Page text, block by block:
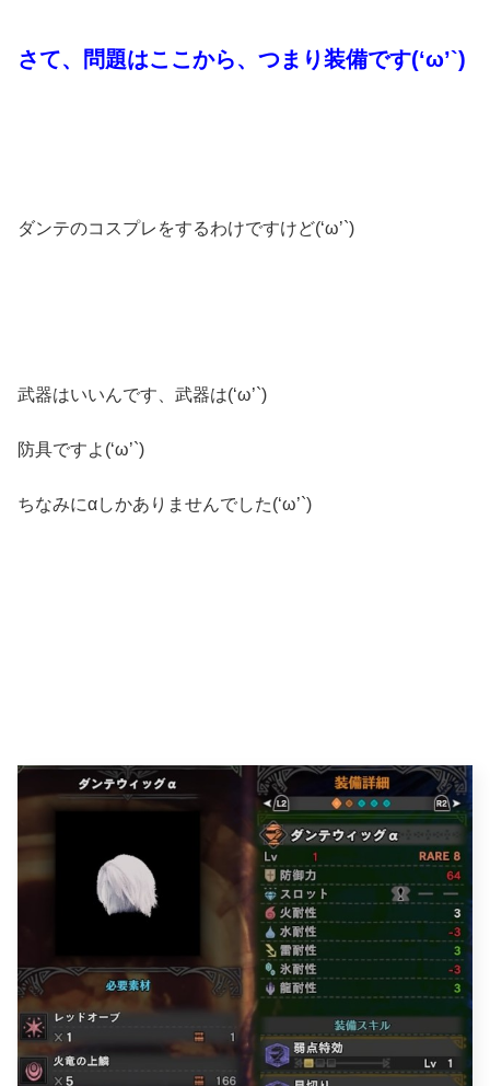
さて、問題はここから、つまり装備です(‘ω’`)
ダンテのコスプレをするわけですけど(‘ω’`)
武器はいいんです、武器は(‘ω’`)
防具ですよ(‘ω’`)
ちなみにαしかありませんでした(‘ω’`)